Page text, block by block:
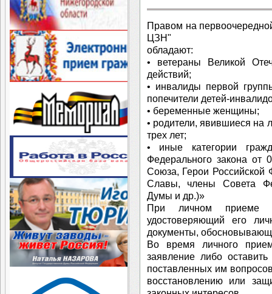
Правом на
ЦЗН"
обладают:
• ветераны Великой
действий;
• инвалиды первой
попечители детей-
• беременные женщины;
• родители, явившиеся на
трех лет;
• иные категории
Федерального закона от
Союза, Герои
Славы, члены Совета
Думы и др.)»
При личном приеме
удостоверяющий его
документы,
Во время личного
заявление либо
поставленных им
восстановлению или